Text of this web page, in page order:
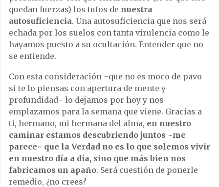
quedan fuerzas) los tufos de nuestra
autosuficiencia. Una autosuficiencia que nos será
echada por los suelos con tanta virulencia como le
hayamos puesto a su ocultación. Entender que no
se entiende.
Con esta consideración −que no es moco de pavo
si te lo piensas con apertura de mente y
profundidad− lo dejamos por hoy y nos
emplazamos para la semana que viene. Gracias a
ti, hermano, mi hermana del alma, en nuestro
caminar estamos descubriendo juntos −me
parece− que la Verdad no es lo que solemos vivir
en nuestro día a día, sino que más bien nos
fabricamos un apaño. Será cuestión de ponerle
remedio, ¿no crees?